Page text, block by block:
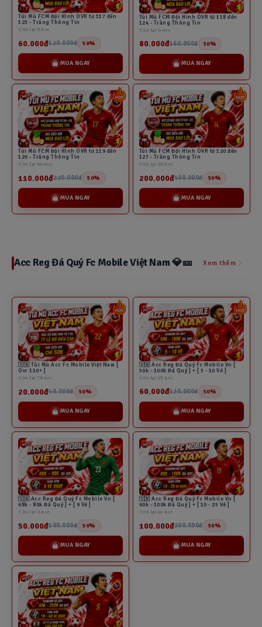
Túi Mù FCM Đội Hình OVR từ 117 đến
123 - Trắng Thông Tin
Còn lại 0 Acc
60.000đ120.000đ 50%
MUA NGAY
Túi Mù FCM Đội Hình OVR từ 118 đến
124 - Trắng Thông Tin
Còn lại 0 Acc
80.000đ160.000đ 50%
MUA NGAY
Túi Mù FCM Đội Hình OVR từ 119 đến
126 - Trắng Thông Tin
Còn lại 60 Acc
110.000đ220.000đ 50%
MUA NGAY
Túi Mù FCM Đội Hình OVR từ 120 đến
127 - Trắng Thông Tin
Còn lại 30 Acc
200.000đ400.000đ 50%
MUA NGAY
Acc Reg Đá Quý Fc Mobile Việt Nam 💎🎫 Xem thêm
🇻🇳 Tùi Mù Acc Fc Mobile Việt Nam [
Ovr 110+ ]
Còn lại 76 Acc
20.000đ40.000đ 50%
MUA NGAY
🇻🇳 Acc Reg Đá Quý Fc Mobile Vn [
50k - 100k Đá Quý ] + [ 5 - 10 Vé ]
Còn lại 25 Acc
60.000đ120.000đ 50%
MUA NGAY
🇻🇳 Acc Reg Đá Quý Fc Mobile Vn [
68k - 80k Đá Quý ] + [ 9 Vé ]
Còn lại 0 Acc
50.000đ100.000đ 50%
MUA NGAY
🇻🇳 Acc Reg Đá Quý Fc Mobile Vn [
60k - 100k Đá Quý ] + [ 10 - 25 Vé ]
Còn lại 44 Acc
100.000đ200.000đ 50%
MUA NGAY